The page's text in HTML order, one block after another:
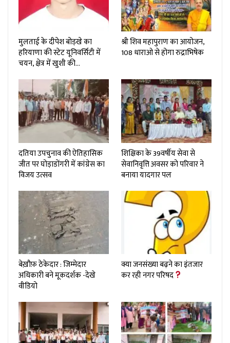
मुलताई के दीपेश बोड़खे का
हरियाणा की स्टेट यूनिवर्सिटी में
चयन, क्षेत्र में खुशी की…
श्री शिव महापुराण का आयोजन,
108 धाराओ से होगा रुद्राभिषेक
दतिया उपचुनाव की ऐतिहासिक
जीत पर घोड़ाडोंगरी में कांग्रेस का
विजय उत्सव
शिक्षिका के 39वर्षीय सेवा से
सेवानिवृत्ति अवसर को परिवार ने
बनाया यादगार पल
बेख़ौफ़ ठेकेदार : जिम्मेदार
अधिकारी बने मूकदर्शक -देखे
वीडियो
क्या जनसंख्या बढ़ने का इंतजार
कर रही नगर परिषद